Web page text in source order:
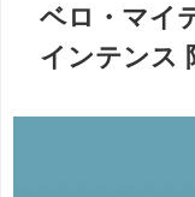
ベロ・マイ
インテンス